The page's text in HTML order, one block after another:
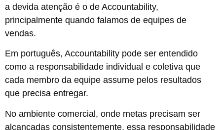
a devida atenção é o de Accountability,
principalmente quando falamos de equipes de
vendas.
Em português, Accountability pode ser entendido
como a responsabilidade individual e coletiva que
cada membro da equipe assume pelos resultados
que precisa entregar.
No ambiente comercial, onde metas precisam ser
alcançadas consistentemente, essa responsabilidade